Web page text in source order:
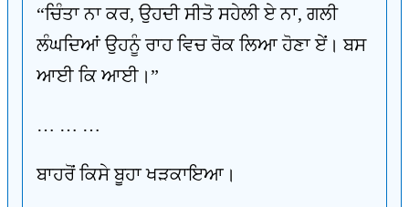
“ਚਿੰਤਾ ਨਾ ਕਰ, ਉਹਦੀ ਸੀਤੋ ਸਹੇਲੀ ਏ ਨਾ, ਗਲੀ
ਲੰਘਦਿਆਂ ਉਹਨੂੰ ਰਾਹ ਵਿਚ ਰੋਕ ਲਿਆ ਹੋਣਾ ਏਂ। ਬਸ
ਆਈ ਕਿ ਆਈ।”
… … …
ਬਾਹਰੋਂ ਕਿਸੇ ਬੂਹਾ ਖੜਕਾਇਆ।